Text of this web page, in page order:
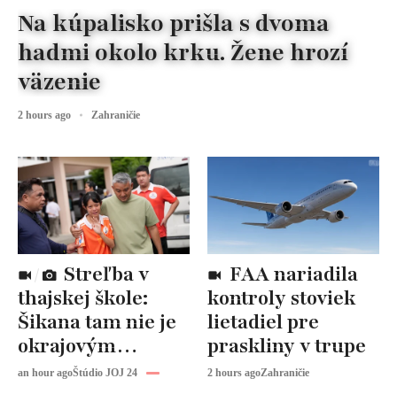
thajskej škole:
Šikana tam nie je
okrajovým
problémom,
an hour agoŠtúdio JOJ 24
kontroly stoviek
lietadiel pre
praskliny v trupe
2 hours agoZahraničie
Na kúpalisko prišla s dvoma
hadmi okolo krku. Žene hrozí
väzenie
2 hours ago Zahraničie